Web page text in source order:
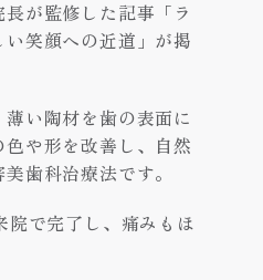
が監修した記事「 ラ
い笑顔への近道 」が掲
い陶材を歯の表面に
や形を改善し、自然
歯科治療法です。
で完了し、痛みもほ